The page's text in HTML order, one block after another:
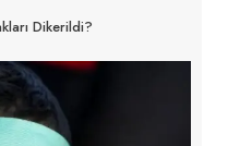
Dikerildi?